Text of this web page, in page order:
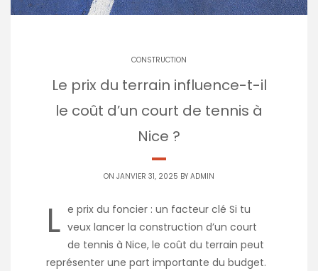
CONSTRUCTION
Le prix du terrain influence-t-il
le coût d’un court de tennis à
Nice ?
ON JANVIER 31, 2025 BY ADMIN
L e prix du foncier : un facteur clé Si tu
veux lancer la construction d’un court
de tennis à Nice, le coût du terrain peut
représenter une part importante du budget.